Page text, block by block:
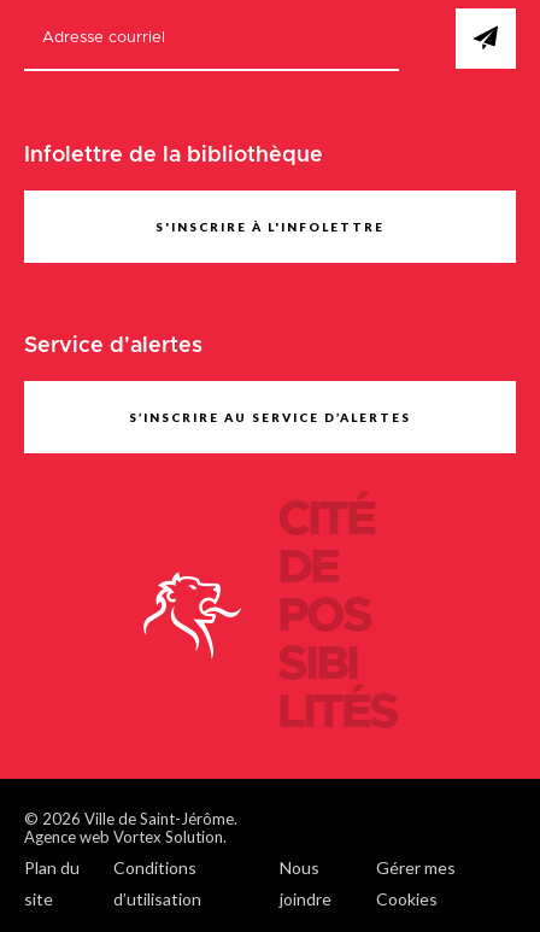
CITÉ
DE
POS
SIBI
LITÉS
Infolettre de la bibliothèque
S'INSCRIRE À L'INFOLETTRE
Service d'alertes
S’INSCRIRE AU SERVICE D’ALERTES
© 2026 Ville de Saint-Jérôme.
Agence web Vortex Solution.
Plan du
site
Conditions
d’utilisation
Nous
joindre
Gérer mes
Cookies